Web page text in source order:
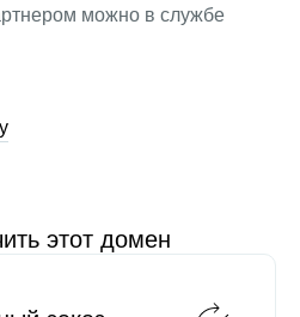
можно в службе
этот домен